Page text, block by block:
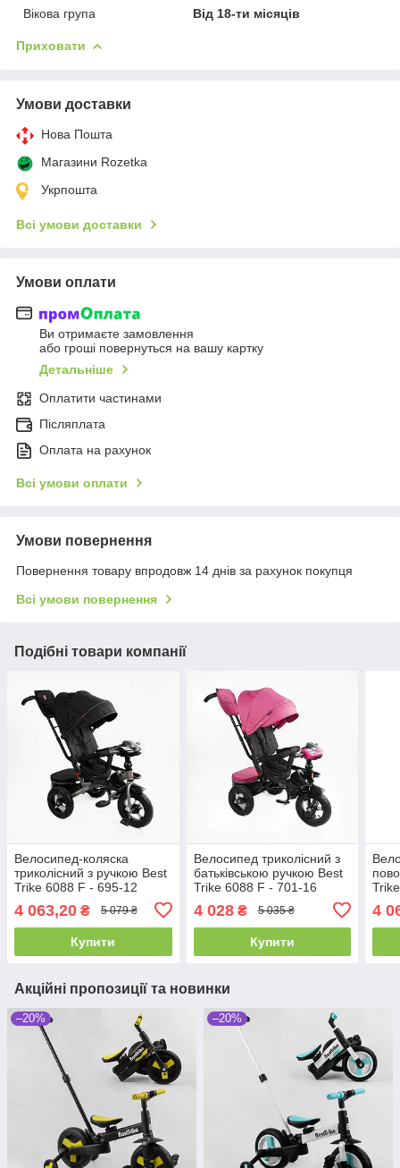
Вікова група Від 18-ти місяців
Приховати
Умови доставки
Нова Пошта
Магазини Rozetka
Укрпошта
Всі умови доставки
Умови оплати
Ви отримаєте замовлення
або гроші повернуться на вашу картку
Детальніше
Оплатити частинами
Післяплата
Оплата на рахунок
Всі умови оплати
Умови повернення
Повернення товару впродовж 14 днів за рахунок покупця
Всі умови повернення
Подібні товари компанії
Велосипед-коляска
триколісний з ручкою Best
Trike 6088 F - 695-12
сидінням
4 063,20 ₴ 5 079 ₴
Купити
Велосипед триколісний з
батьківською ручкою Best
Trike 6088 F - 701-16
сидінням
4 028₴ 5 035 ₴
Купити
4
Акційні пропозиції та новинки
–20% –20%